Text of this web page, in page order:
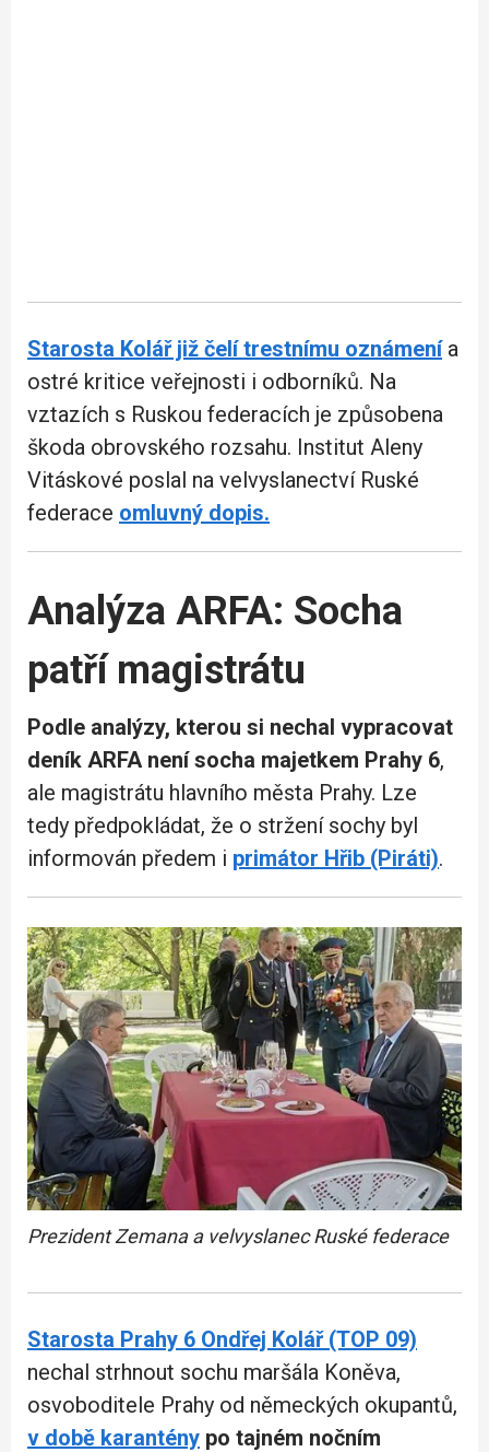
Starosta Kolář již čelí trestnímu oznámenía
ostré kritice veřejnosti i odborníků. Na
vztazích s Ruskou federacích je způsobena
škoda obrovského rozsahu. Institut Aleny
Vitáskové poslal na velvyslanectví Ruské
federace omluvný dopis.
Analýza ARFA: Socha
patří magistrátu
Podle analýzy, kterou si nechal vypracovat
deník ARFA není socha majetkem Prahy 6,
ale magistrátu hlavního města Prahy. Lze
tedy předpokládat, že o stržení sochy byl
informován předem i primátor Hřib (Piráti).
Prezident Zemana a velvyslanec Ruské federace
Starosta Prahy 6 Ondřej Kolář (TOP 09)
nechal strhnout sochu maršála Koněva,
osvoboditele Prahy od německých okupantů,
v době karantény po tajném nočním